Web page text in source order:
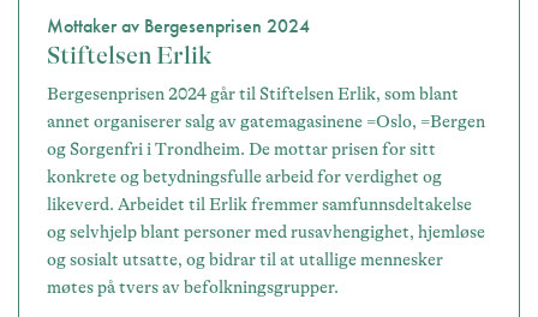
Mottaker av Bergesenprisen2024
Stiftelsen Erlik
Bergesenprisen 2024 går til Stiftelsen Erlik, som blant
annet organiserer salg av gatemagasinene =Oslo, =Bergen
og Sorgenfri i Trondheim. De mottar prisen for sitt
konkrete og betydningsfulle arbeid for verdighet og
likeverd. Arbeidet til Erlik fremmer samfunnsdeltakelse
og selvhjelp blant personer med rusavhengighet, hjemløse
og sosialt utsatte, og bidrar til at utallige mennesker
møtes på tvers av befolkningsgrupper.